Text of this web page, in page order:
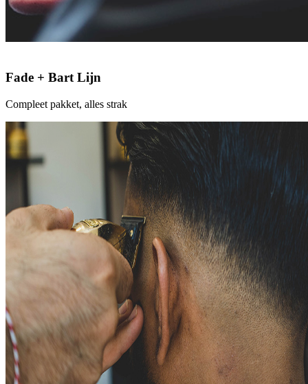
Fade + Bart Lijn
Compleet pakket, alles strak